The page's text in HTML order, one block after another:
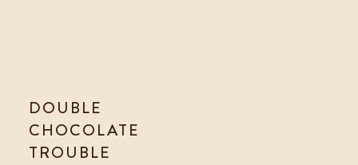
DOUBLE
CHOCOLATE
TROUBLE